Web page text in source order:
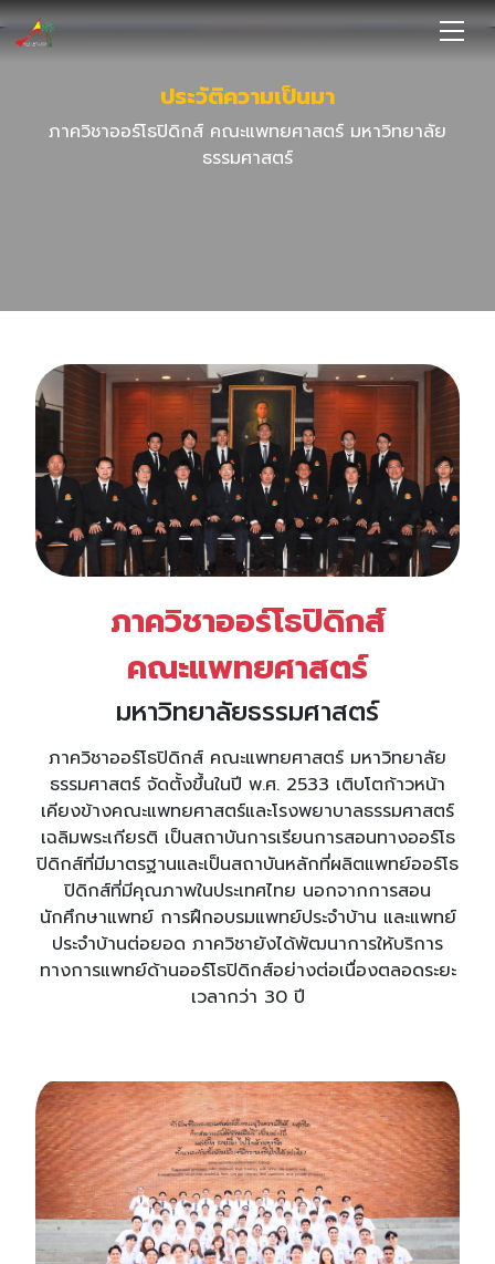
ประวัติความเป็นมา
ภาควิชาออร์โธปิดิกส์ คณะแพทยศาสตร์ มหาวิทยาลัย
ธรรมศาสตร์
ภาควิชาออร์โธปิดิกส์
คณะแพทยศาสตร์
มหาวิทยาลัยธรรมศาสตร์
ภาควิชาออร์โธปิดิกส์ คณะแพทยศาสตร์ มหาวิทยาลัย
ธรรมศาสตร์ จัดตั้งขึ้นในปี พ.ศ. 2533 เติบโตก้าวหน้า
เคียงข้างคณะแพทยศาสตร์และโรงพยาบาลธรรมศาสตร์
เฉลิมพระเกียรติ เป็นสถาบันการเรียนการสอนทางออร์โธ
ปิดิกส์ที่มีมาตรฐานและเป็นสถาบันหลักที่ผลิตแพทย์ออร์โธ
ปิดิกส์ที่มีคุณภาพในประเทศไทย นอกจากการสอน
นักศึกษาแพทย์ การฝึกอบรมแพทย์ประจำบ้าน และแพทย์
ประจำบ้านต่อยอด ภาควิชายังได้พัฒนาการให้บริการ
ทางการแพทย์ด้านออร์โธปิดิกส์อย่างต่อเนื่องตลอดระยะ
เวลากว่า 30 ปี